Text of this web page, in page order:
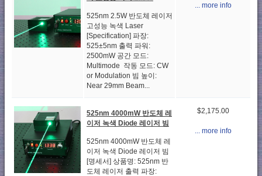
525nm 2.5W 반도체 레이저
고성능 녹색 Laser
[Specification] 파장:
525±5nm 출력 파워:
2500mW 공간 모드:
Multimode 작동 모드: CW
or Modulation 빔 높이:
Near 29mm Beam...
... more info
525nm 4000mW 반도체 레
이저 녹색 Diode 레이저 빔
525nm 4000mW 반도체 레
이저 녹색 Diode 레이저 빔
[명세서] 상품명: 525nm 반
도체 레이저 출력 파장:
$2,175.00
... more info